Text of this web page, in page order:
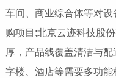
车间、商业综合体等对
购项目;北京云迹科技股
厚，产品线覆盖清洁与
字楼、酒店等需要多功